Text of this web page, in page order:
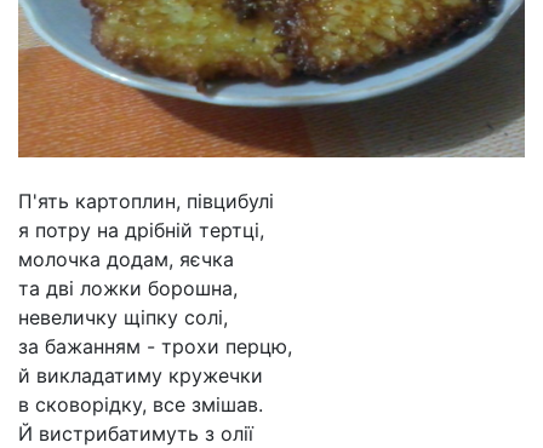
П'ять картоплин, пiвцибулi
я потру на дрiбнiй тертцi,
молочка додам, яєчка
та двi ложки борошна,
невеличку щiпку солi,
за бажанням - трохи перцю,
й викладатиму кружечки
в сковорiдку, все змiшав.
Й вистрибатимуть з олiї